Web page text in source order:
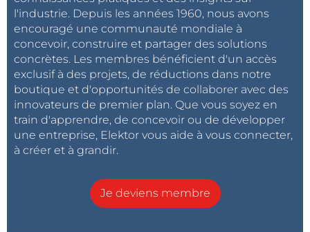
l'industrie. Depuis les années 1960, nous avons
encouragé une communauté mondiale à
concevoir, construire et partager des solutions
concrètes. Les membres bénéficient d'un accès
exclusif à des projets, de réductions dans notre
boutique et d'opportunités de collaborer avec des
innovateurs de premier plan. Que vous soyez en
train d'apprendre, de concevoir ou de développer
une entreprise, Elektor vous aide à vous connecter,
à créer et à grandir.
Je deviens membre